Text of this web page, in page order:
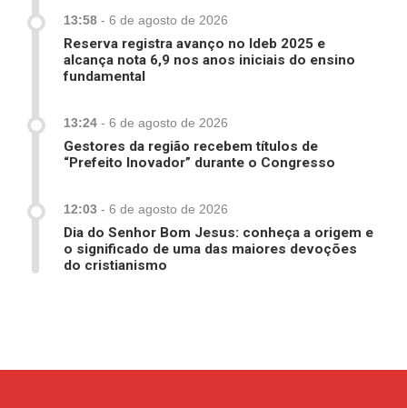
13:58 - 6 de agosto de 2026
Reserva registra avanço no Ideb 2025 e
alcança nota 6,9 nos anos iniciais do ensino
fundamental
13:24 - 6 de agosto de 2026
Gestores da região recebem títulos de
“Prefeito Inovador” durante o Congresso
12:03 - 6 de agosto de 2026
Dia do Senhor Bom Jesus: conheça a origem e
o significado de uma das maiores devoções
do cristianismo